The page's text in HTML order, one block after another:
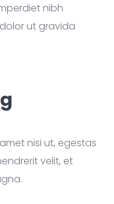
nibh
ut gravida
nisi ut, egestas
velit, et